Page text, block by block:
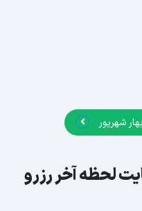
شهریور
لحظه آخر رزرو